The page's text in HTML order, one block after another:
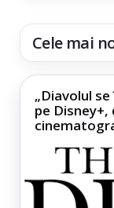
Cele mai
„Diavolul
pe Disney+,